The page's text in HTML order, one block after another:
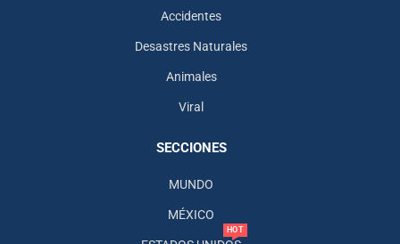
Accidentes
Desastres Naturales
Animales
Viral
SECCIONES
MUNDO
MÉXICO
HOT